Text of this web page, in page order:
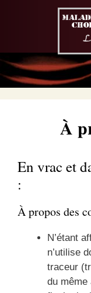
À
En vrac et
:
À propos des
N’étant
n’utilise
traceur
du même